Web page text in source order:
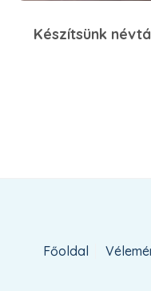
Készítsünk
Főoldal